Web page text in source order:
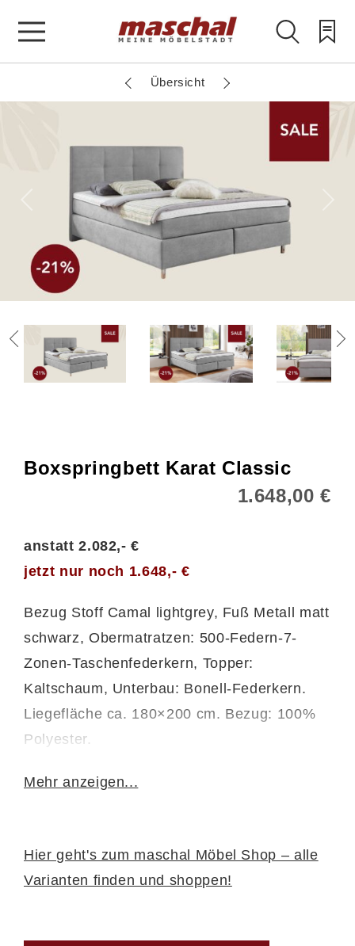
Übersicht
Boxspringbett Karat Classic
1.648,00 €
anstatt 2.082,- €
jetzt nur noch 1.648,- €
Bezug Stoff Camal lightgrey, Fuß Metall matt
schwarz, Obermatratzen: 500-Federn-7-
Zonen-Taschenfederkern, Topper:
Kaltschaum, Unterbau: Bonell-Federkern.
Liegefläche ca. 180×200 cm. Bezug: 100%
Polyester.
Artikelnr.: 12060007.00.011
Mehr anzeigen...
Hier geht's zum maschal Möbel Shop – alle
Varianten finden und shoppen!